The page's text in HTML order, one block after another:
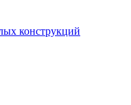
конструкций